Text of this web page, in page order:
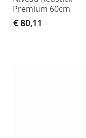
Premium 60cm
€ 80,11